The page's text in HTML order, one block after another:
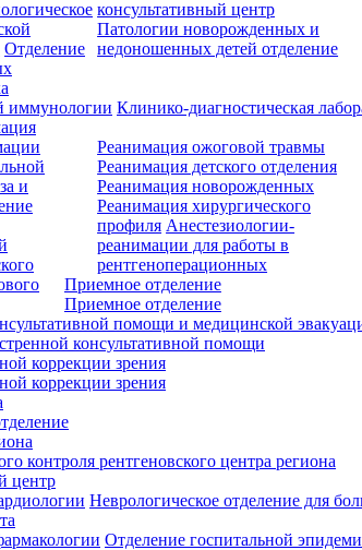
консультативный центр
Патологии новорожденных и
недоношенных детей отделение
Отделение
иммунологии Клинико-диагностическая
и
Реанимация ожоговой травмы
Реанимация детского отделения
Реанимация новорожденных
Реанимация хирургического
профиля Анестезиологии-
реанимации для работы в
рентгеноперационных
Приемное отделение
Приемное отделение
помощи и медицинской
консультативной помощи
коррекции зрения
коррекции зрения
контроля рентгеновского центра региона
центр
Неврологическое отделение для
Отделение госпитальной